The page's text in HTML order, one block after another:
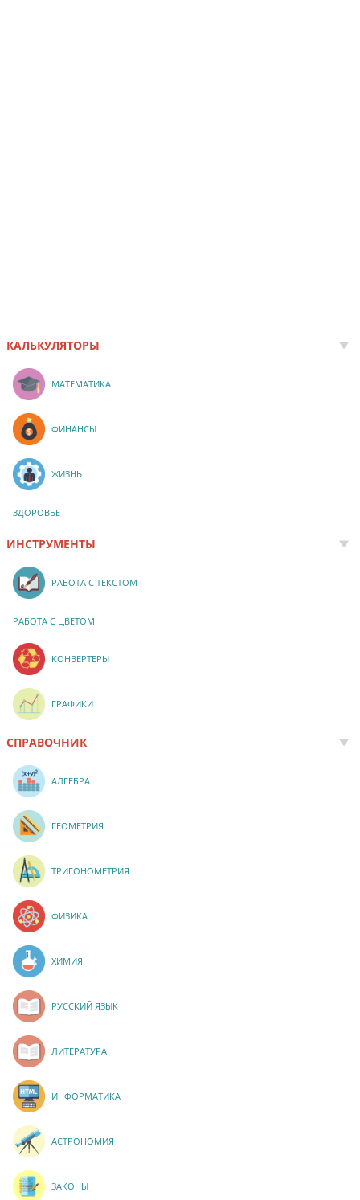
КАЛЬКУЛЯТОРЫ
МАТЕМАТИКА
ФИНАНСЫ
ЖИЗНЬ
ЗДОРОВЬЕ
ИНСТРУМЕНТЫ
РАБОТА С ТЕКСТОМ
РАБОТА С ЦВЕТОМ
КОНВЕРТЕРЫ
ГРАФИКИ
СПРАВОЧНИК
АЛГЕБРА
ГЕОМЕТРИЯ
ТРИГОНОМЕТРИЯ
ФИЗИКА
ХИМИЯ
РУССКИЙ ЯЗЫК
ЛИТЕРАТУРА
ИНФОРМАТИКА
АСТРОНОМИЯ
ЗАКОНЫ